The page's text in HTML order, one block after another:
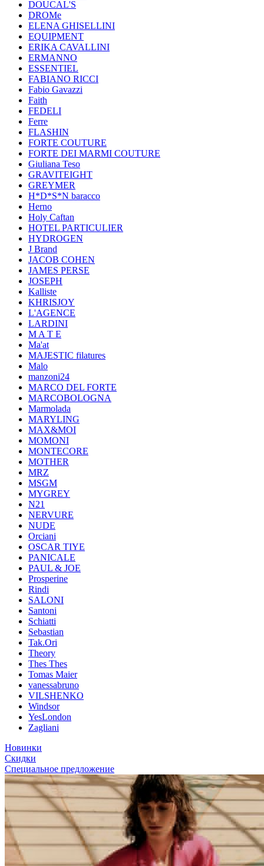
DOUCAL'S
DROMe
ELENA GHISELLINI
EQUIPMENT
ERIKA CAVALLINI
ERMANNO
ESSENTIEL
FABIANO RICCI
Fabio Gavazzi
Faith
FEDELI
Ferre
FLASHIN
FORTE COUTURE
FORTE DEI MARMI COUTURE
Giuliana Teso
GRAVITEIGHT
GREYMER
H*D*S*N baracco
Herno
Holy Caftan
HOTEL PARTICULIER
HYDROGEN
J Brand
JACOB COHEN
JAMES PERSE
JOSEPH
Kalliste
KHRISJOY
L'AGENCE
LARDINI
M A T E
Ma'at
MAJESTIC filatures
Malo
manzoni24
MARCO DEL FORTE
MARCOBOLOGNA
Marmolada
MARYLING
MAX&MOI
MOMONI
MONTECORE
MOTHER
MRZ
MSGM
MYGREY
N21
NERVURE
NUDE
Orciani
OSCAR TIYE
PANICALE
PAUL & JOE
Prosperine
Rindi
SALONI
Santoni
Schiatti
Sebastian
Tak.Ori
Theory
Thes Thes
Tomas Maier
vanessabruno
VILSHENKO
Windsor
YesLondon
Zagliani
Новинки
Скидки
Специальное предложение